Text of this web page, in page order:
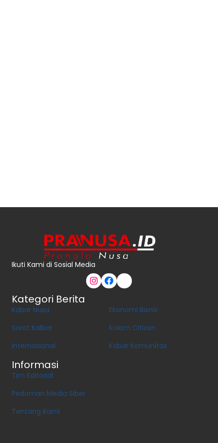
Ikuti Kami di Sosial Media
Kategori Berita
Kabar Nusa
Sorot Kalbar
Internasional
Ekonomi Bisnis
Kolom Citizen
Kabar Komunitas
Informasi
Tim Editorial
Pedoman Media Siber
Tentang Kami